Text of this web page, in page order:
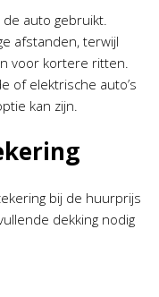
auto gebruikt.
afstanden, terwijl
voor kortere ritten.
of elektrische auto’s
kan zijn.
bij de huurprijs
dekking nodig